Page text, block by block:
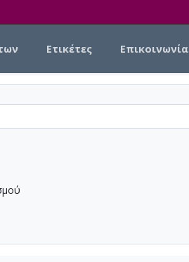
Ετικέτες Επικοινωνία